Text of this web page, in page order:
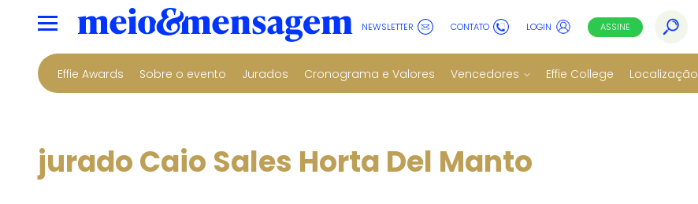
NEWSLETTER CONTATO LOGIN ASSINE
Effie Awards Sobre o evento Jurados Cronograma e Valores Vencedores Effie College Localização
jurado Caio Sales Horta Del Manto